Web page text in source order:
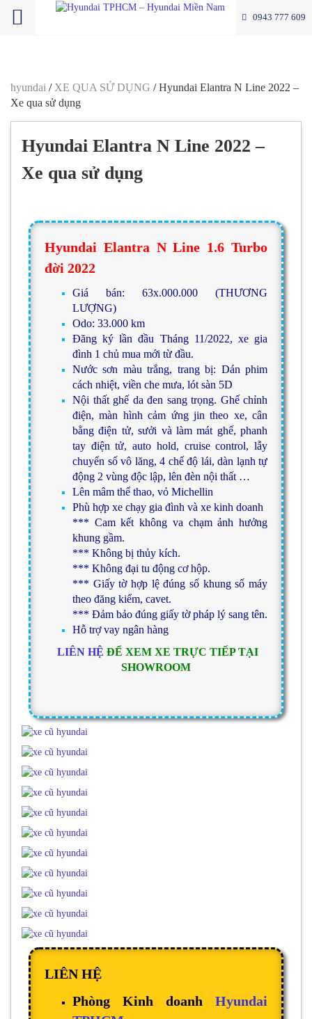
0943 777 609
hyundai / XE QUA SỬ DỤNG /Hyundai Elantra N Line 2022 –
Xe qua sử dụng
Hyundai Elantra N Line 2022 –
Xe qua sử dụng
Hyundai Elantra N Line 1.6 Turbo
đời 2022
Giá bán: 63x.000.000 (THƯƠNG
LƯỢNG)
Odo: 33.000 km
Đăng ký lần đầu Tháng 11/2022, xe gia
đình 1 chủ mua mới từ đầu.
Nước sơn màu trắng, trang bị: Dán phim
cách nhiệt, viền che mưa, lót sàn 5D
Nội thất ghế da đen sang trọng. Ghế chỉnh
điện, màn hình cảm ứng jin theo xe, cân
bằng điện tử, sưởi và làm mát ghế, phanh
tay điện tử, auto hold, cruise control, lẫy
chuyển số vô lăng, 4 chế độ lái, dàn lạnh tự
động 2 vùng độc lập, lên đèn nội thất …
Lên mâm thể thao, vỏ Michellin
Phù hợp xe chạy gia đình và xe kinh doanh
*** Cam kết không va chạm ảnh hưởng
khung gầm.
*** Không bị thủy kích.
*** Không đại tu động cơ hộp.
*** Giấy tờ hợp lệ đúng số khung số máy
theo đăng kiểm, cavet.
*** Đảm bảo đúng giấy tờ pháp lý sang tên.
Hỗ trợ vay ngân hàng
LIÊN HỆ ĐỂ XEM XE TRỰC TIẾP TẠI
SHOWROOM
LIÊN HỆ
Phòng Kinh doanh Hyundai